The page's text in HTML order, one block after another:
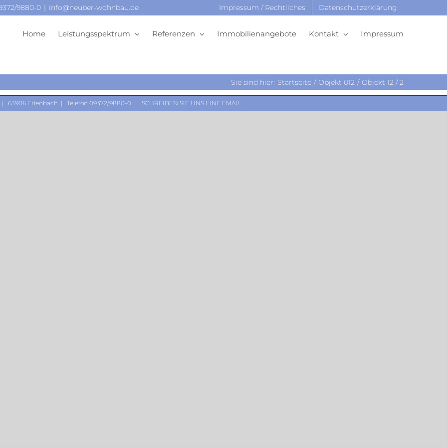
9880-0 | info@neuber-wohnbau.de Impressum / Rechtliches Datenschutzerklärung
Home Leistungsspektrum Referenzen Immobilienangebote Kontakt Impressum
Sie sind hier: Startseite Objekt 012 Objekt 12 / 2
63906 Erlenbach | Telefon 09372/9880-0 | SCHREIBEN SIE UNS EINE EMAIL